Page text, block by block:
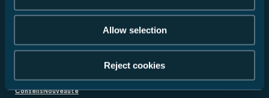
Allow selection
Reject cookies
ConseilsNouveauté